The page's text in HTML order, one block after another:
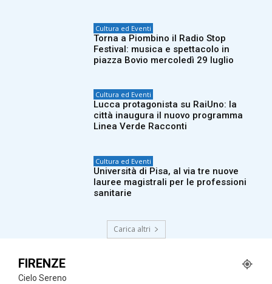
Cultura ed Eventi
Torna a Piombino il Radio Stop
Festival: musica e spettacolo in
piazza Bovio mercoledì 29 luglio
Cultura ed Eventi
Lucca protagonista su RaiUno: la
città inaugura il nuovo programma
Linea Verde Racconti
Cultura ed Eventi
Università di Pisa, al via tre nuove
lauree magistrali per le professioni
sanitarie
Carica altri
FIRENZE
Cielo Sereno